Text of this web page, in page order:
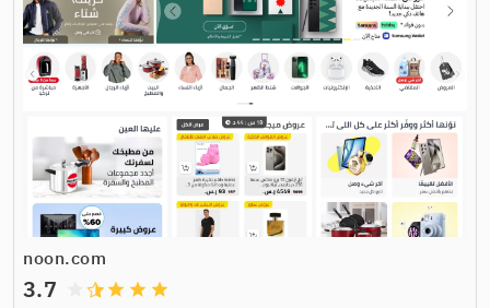
noon.com
grade
grade
grade
3.7